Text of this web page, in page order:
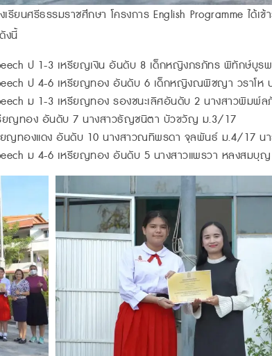
นศรีธรรมราชศึกษา โครงการ English Programme ได้เ
งนี้
ป 1-3 เหรียญเงิน อันดับ 8 เด็กหญิงภรภัทร พิทักษ์บูร
ป 4-6 เหรียญทอง อันดับ 6 เด็กหญิงณพิชญา วราโห
ม 1-3 เหรียญทอง รองชนะเลิศอันดับ 2 นางสาวพิมพ์
รียญทอง อันดับ 7 นางสาวธัญชนิตา บัวขวัญ ม.3/17
รียญทองแดง อันดับ 10 นางสาวณทิพรดา จุลพันธ์ ม.4/17
ม 4-6 เหรียญทอง อันดับ 5 นางสาวแพรวา หลงสมบุ